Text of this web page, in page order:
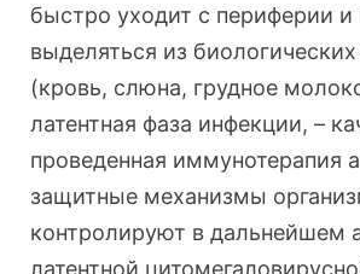
быстро уходит с периферии и
выделяться из
(кровь, слюна, грудное
латентная фаза инфекции, –
проведенная иммунотерапия
защитные механизмы
контролируют в дальнейшем
латентной